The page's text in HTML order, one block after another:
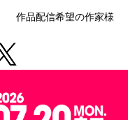
作品配信希望の作家様